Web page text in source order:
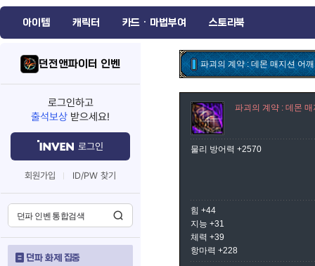
아이템 캐릭터 카드 · 마법부여 스토리북
던전앤파이터 인벤
로그인하고
출석보상 받으세요!
로그인
회원가입 ID/PW 찾기
던파 화제 집중
파괴의 계약 : 데몬 매지션 어깨
파괴의 계약 : 데몬
물리 방어력 +2570
힘 +44
지능 +31
체력 +39
항마력 +228